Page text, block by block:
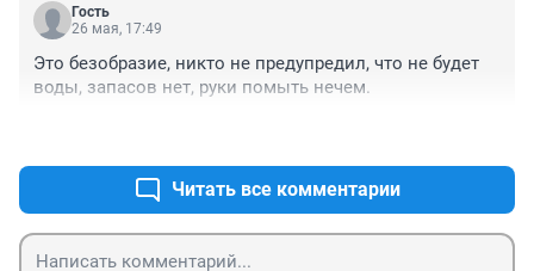
Гость
26 мая, 17:49
Это безобразие, никто не предупредил, что не будет
воды, запасов нет, руки помыть нечем.
Читать все комментарии